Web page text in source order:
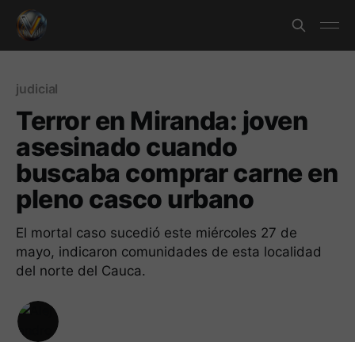
judicial
Terror en Miranda: joven
asesinado cuando
buscaba comprar carne en
pleno casco urbano
El mortal caso sucedió este miércoles 27 de
mayo, indicaron comunidades de esta localidad
del norte del Cauca.